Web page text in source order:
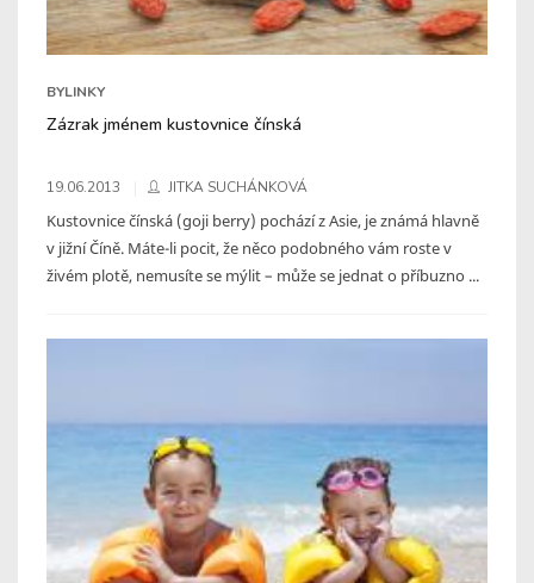
BYLINKY
Zázrak jménem kustovnice čínská
19.06.2013 JITKA SUCHÁNKOVÁ
Kustovnice čínská (goji berry) pochází z Asie, je známá hlavně
v jižní Číně. Máte-li pocit, že něco podobného vám roste v
živém plotě, nemusíte se mýlit – může se jednat o příbuzno ...